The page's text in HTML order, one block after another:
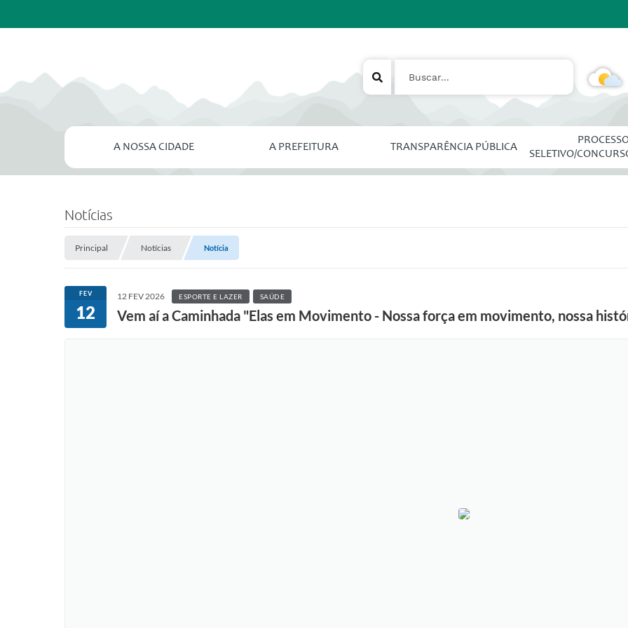
A NOSSA CIDADE A PREFEITURA TRANSPARÊNCIA PÚBLICA
SELETIVO/
Notícias
Principal Notícias Notícia
FEV
12
12 FEV 2026 ESPORTE E LAZER SAÚDE
Vem aí a Caminhada "Elas em Movimento - Nossa força em movimento, nossa